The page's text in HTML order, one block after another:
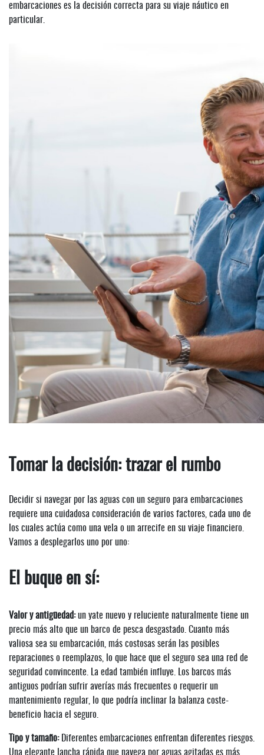
embarcaciones es la decisión correcta para su viaje náutico en
particular.
Tomar la decisión: trazar el rumbo
Decidir si navegar por las aguas con un seguro para embarcaciones
requiere una cuidadosa consideración de varios factores, cada uno de
los cuales actúa como una vela o un arrecife en su viaje financiero.
Vamos a desplegarlos uno por uno:
El buque en sí:
Valor y antigüedad:un yate nuevo y reluciente naturalmente tiene un
precio más alto que un barco de pesca desgastado. Cuanto más
valiosa sea su embarcación, más costosas serán las posibles
reparaciones o reemplazos, lo que hace que el seguro sea una red de
seguridad convincente. La edad también influye. Los barcos más
antiguos podrían sufrir averías más frecuentes o requerir un
mantenimiento regular, lo que podría inclinar la balanza coste-
beneficio hacia el seguro.
Tipo y tamaño: Diferentes embarcaciones enfrentan diferentes riesgos.
Una elegante lancha rápida que navega por aguas agitadas es más